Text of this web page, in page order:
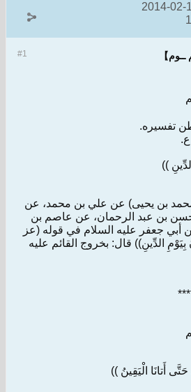
#1 ــوم】
تفسيره.
ع.
))
بن يحيى) عن علي بن محمد، عن
بن عبد الرحمان، عن عاصم بن
أبي جعفر عليه السلام في قوله (عز
الدِّينِ)) قال: بخروج القائم عليه
أَتانَا الْيَقِينُ ))